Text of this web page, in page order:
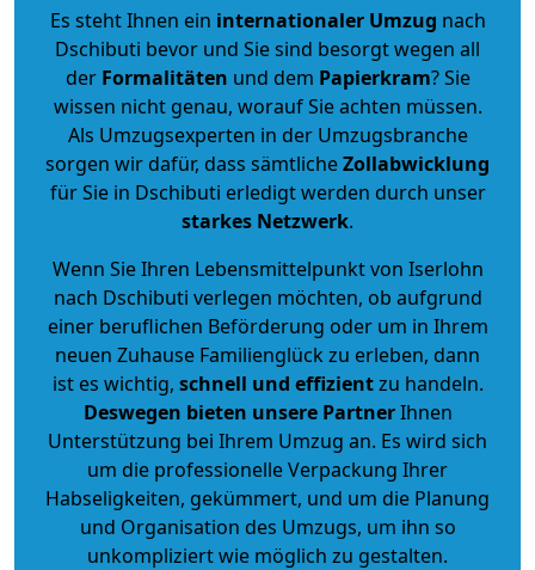
Es steht Ihnen ein internationaler Umzug nach
Dschibuti bevor und Sie sind besorgt wegen all
der Formalitäten und dem Papierkram? Sie
wissen nicht genau, worauf Sie achten müssen.
Als Umzugsexperten in der Umzugsbranche
sorgen wir dafür, dass sämtlicheZollabwicklung
für Sie in Dschibuti erledigt werden durch unser
starkes Netzwerk.
Wenn Sie Ihren Lebensmittelpunkt von Iserlohn
nach Dschibuti verlegen möchten, ob aufgrund
einer beruflichen Beförderung oder um in Ihrem
neuen Zuhause Familienglück zu erleben, dann
ist es wichtig, schnell und effizientzu handeln.
Deswegen bieten unsere PartnerIhnen
Unterstützung bei Ihrem Umzug an. Es wird sich
um die professionelle Verpackung Ihrer
Habseligkeiten, gekümmert, und um die Planung
und Organisation des Umzugs, um ihn so
unkompliziert wie möglich zu gestalten.